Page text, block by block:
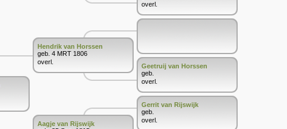
Hendrik van Horssen
geb. 4 MRT 1806
overl.
Aagje van Rijswijk
overl.
Geetruij van Horssen
geb.
overl.
Gerrit van Rijswijk
geb.
overl.